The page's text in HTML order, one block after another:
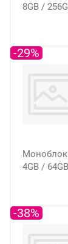
8GB /
Моноблок
4GB / 64GB
-29%
-38%